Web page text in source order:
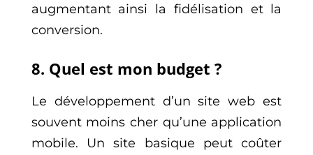
augmentant ainsi la fidélisation et la
conversion.
8. Quel est mon budget ?
Le développement d’un site web est
souvent moins cher qu’une application
mobile. Un site basique peut coûter